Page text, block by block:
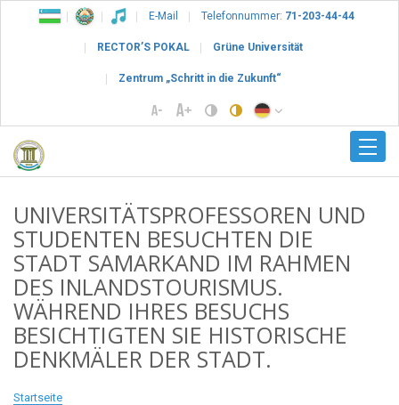
E-Mail Telefonnummer: 71-203-44-44
RECTOR’S POKAL Grüne Universität
Zentrum „Schritt in die Zukunft“
UNIVERSITÄTSPROFESSOREN UND
STUDENTEN BESUCHTEN DIE
STADT SAMARKAND IM RAHMEN
DES INLANDSTOURISMUS.
WÄHREND IHRES BESUCHS
BESICHTIGTEN SIE HISTORISCHE
DENKMÄLER DER STADT.
Startseite